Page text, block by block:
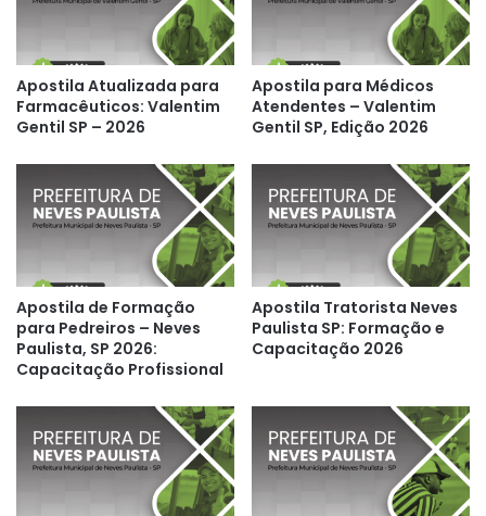
Apostila Atualizada para
Farmacêuticos: Valentim
Gentil SP – 2026
Apostila para Médicos
Atendentes – Valentim
Gentil SP, Edição 2026
Apostila de Formação
para Pedreiros – Neves
Paulista, SP 2026:
Capacitação Profissional
Apostila Tratorista Neves
Paulista SP: Formação e
Capacitação 2026